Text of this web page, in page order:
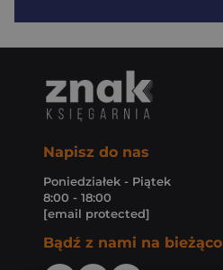
Napisz do nas
Poniedziałek - Piątek
8:00 - 18:00
[email protected]
Bądź z nami na bieżąco